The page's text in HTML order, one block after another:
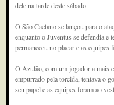
dele na tarde deste sábado.
O São Caetano se lançou para o
enquanto o Juventus se defendia e
permaneceu no placar e as equipes
O Azulão, com um jogador a mais
empurrado pela torcida, tentava o
seu papel e as equipes foram ao